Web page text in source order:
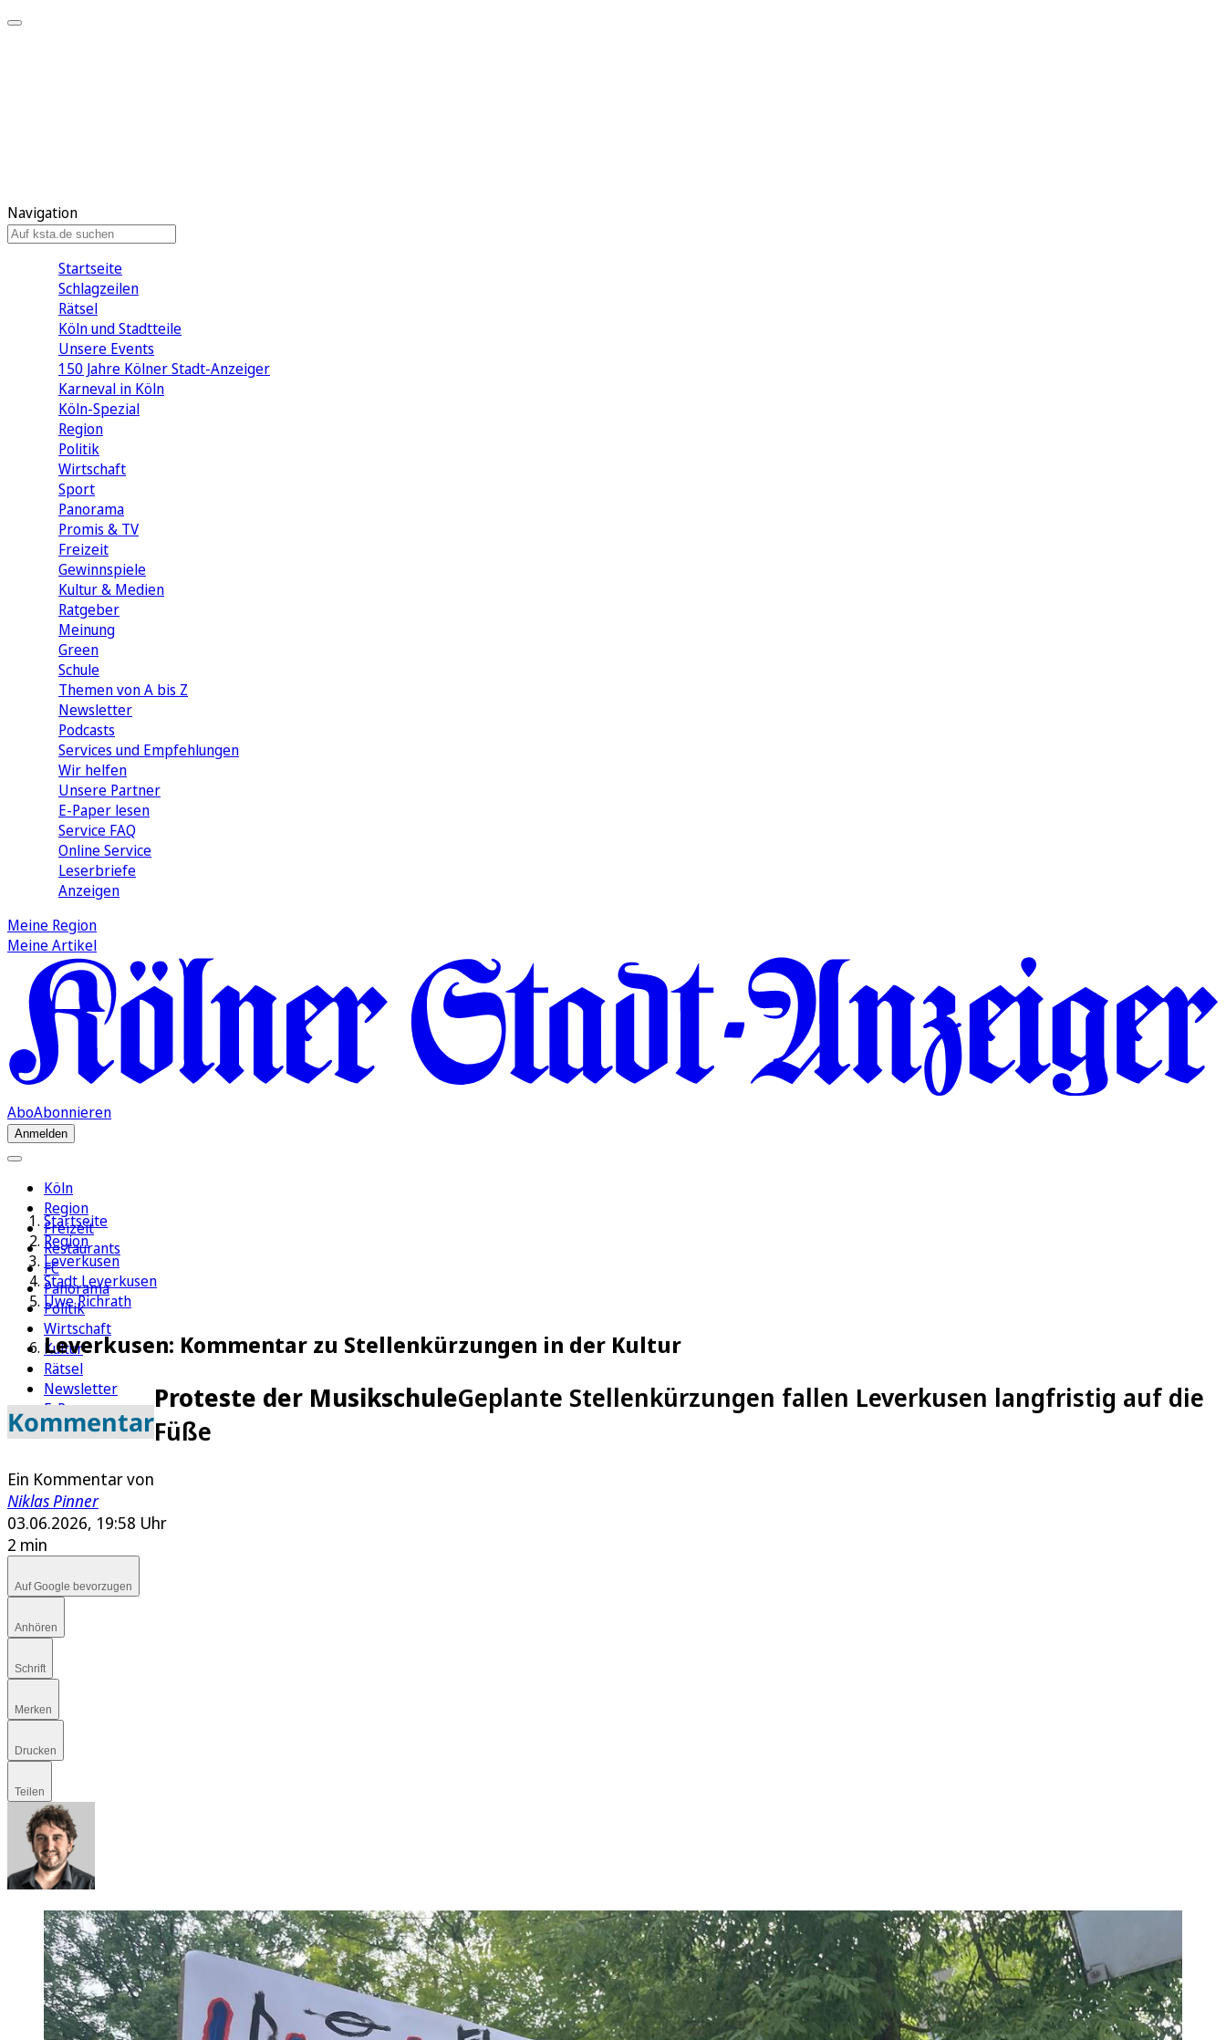
Navigation
Startseite
Schlagzeilen
Rätsel
Köln und Stadtteile
Unsere Events
150 Jahre Kölner Stadt-Anzeiger
Karneval in Köln
Köln-Spezial
Region
Politik
Wirtschaft
Sport
Panorama
Promis & TV
Freizeit
Gewinnspiele
Kultur & Medien
Ratgeber
Meinung
Green
Schule
Themen von A bis Z
Newsletter
Podcasts
Services und Empfehlungen
Wir helfen
Unsere Partner
E-Paper lesen
Service FAQ
Online Service
Leserbriefe
Anzeigen
Meine Region
Meine Artikel
AboAbonnieren
Anmelden
Köln
Region
Freizeit
Restaurants
FC
Panorama
Politik
Wirtschaft
Kultur
Rätsel
Newsletter
E-Paper
Startseite
Region
Leverkusen
Stadt Leverkusen
Uwe Richrath
Leverkusen: Kommentar zu Stellenkürzungen in der Kultur
Kommentar
Proteste der MusikschuleGeplante Stellenkürzungen fallen Leverkusen langfristig auf die
Füße
Ein Kommentar von
Niklas Pinner
03.06.2026, 19:58 Uhr
2 min
Auf Google bevorzugen
Anhören
Schrift
Merken
Drucken
Teilen